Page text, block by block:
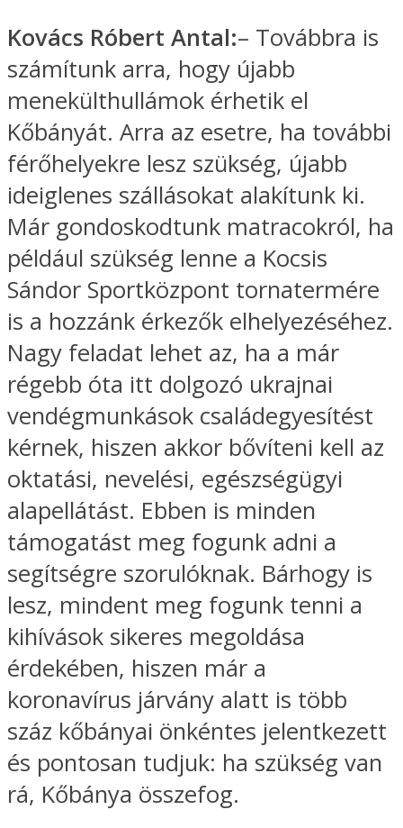
Kovács Róbert Antal:– Továbbra is
számítunk arra, hogy újabb
menekülthullámok érhetik el
Kőbányát. Arra az esetre, ha további
férőhelyekre lesz szükség, újabb
ideiglenes szállásokat alakítunk ki.
Már gondoskodtunk matracokról, ha
például szükség lenne a Kocsis
Sándor Sportközpont tornatermére
is a hozzánk érkezők elhelyezéséhez.
Nagy feladat lehet az, ha a már
régebb óta itt dolgozó ukrajnai
vendégmunkások családegyesítést
kérnek, hiszen akkor bővíteni kell az
oktatási, nevelési, egészségügyi
alapellátást. Ebben is minden
támogatást meg fogunk adni a
segítségre szorulóknak. Bárhogy is
lesz, mindent meg fogunk tenni a
kihívások sikeres megoldása
érdekében, hiszen már a
koronavírus járvány alatt is több
száz kőbányai önkéntes jelentkezett
és pontosan tudjuk: ha szükség van
rá, Kőbánya összefog.